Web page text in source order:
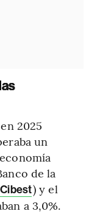
2025
un
de la
) y el
a 3,0%.